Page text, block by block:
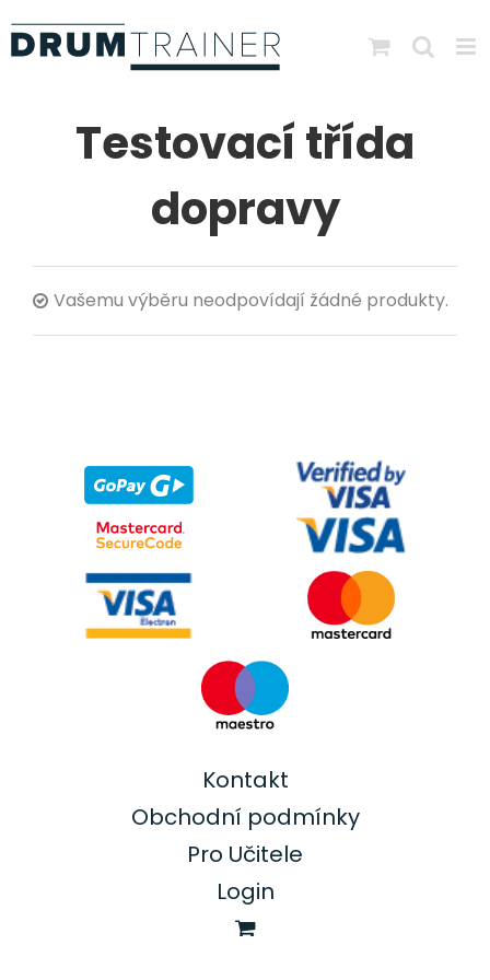
to
content
Testovací třída
dopravy
Vašemu výběru neodpovídají žádné produkty.
Kontakt
Obchodní podmínky
Pro Učitele
Login